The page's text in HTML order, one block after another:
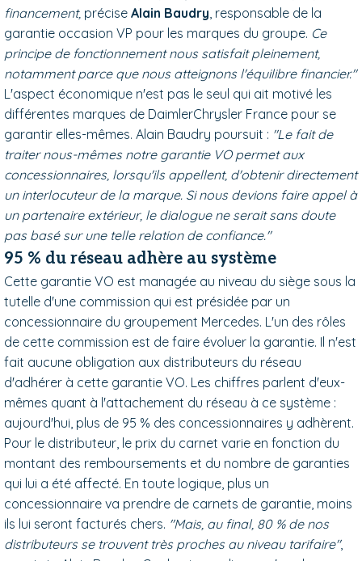
financement, précise Alain Baudry, responsable de la
garantie occasion VP pour les marques du groupe. Ce
principe de fonctionnement nous satisfait pleinement,
notamment parce que nous atteignons l'équilibre financier."
L'aspect économique n'est pas le seul qui ait motivé les
différentes marques de DaimlerChrysler France pour se
garantir elles-mêmes. Alain Baudry poursuit : "Le fait de
traiter nous-mêmes notre garantie VO permet aux
concessionnaires, lorsqu'ils appellent, d'obtenir directement
un interlocuteur de la marque. Si nous devions faire appel à
un partenaire extérieur, le dialogue ne serait sans doute
pas basé sur une telle relation de confiance."
95 % du réseau adhère au système
Cette garantie VO est managée au niveau du siège sous la
tutelle d'une commission qui est présidée par un
concessionnaire du groupement Mercedes. L'un des rôles
de cette commission est de faire évoluer la garantie. Il n'est
fait aucune obligation aux distributeurs du réseau
d'adhérer à cette garantie VO. Les chiffres parlent d'eux-
mêmes quant à l'attachement du réseau à ce système :
aujourd'hui, plus de 95 % des concessionnaires y adhèrent.
Pour le distributeur, le prix du carnet varie en fonction du
montant des remboursements et du nombre de garanties
qui lui a été affecté. En toute logique, plus un
concessionnaire va prendre de carnets de garantie, moins
ils lui seront facturés chers. "Mais, au final, 80 % de nos
distributeurs se trouvent très proches au niveau tarifaire",